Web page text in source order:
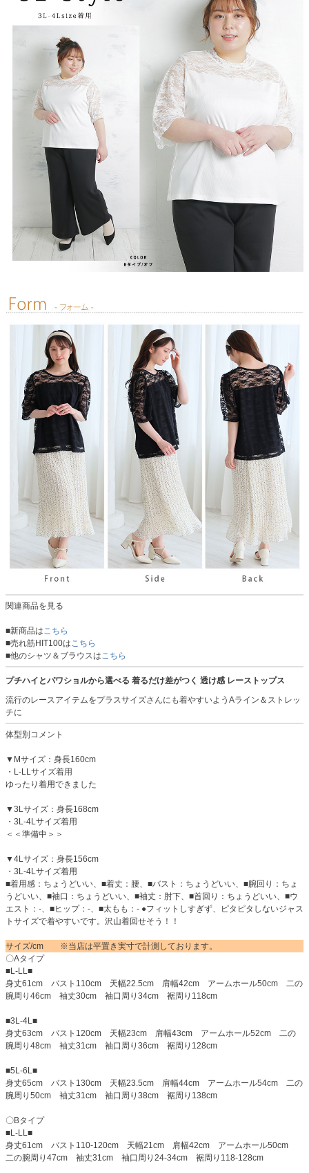
関連商品を見る
■新商品は こちら
■売れ筋HIT100は こちら
■他のシャツ＆ブラウスは こちら
プチハイとパワショルから選べる 着るだけ差がつく 透け感 レーストップス
流行のレースアイテムをプラスサイズさんにも着やすいようAライン＆ストレッ
チに
体型別コメント
▼Mサイズ：身長160cm
・L-LLサイズ着用
ゆったり着用できました
▼3Lサイズ：身長168cm
・3L-4Lサイズ着用
＜＜準備中＞＞
▼4Lサイズ：身長156cm
・3L-4Lサイズ着用
■着用感：ちょうどいい、■着丈：腰、■バスト：ちょうどいい、■腕回り：ちょ
うどいい、■袖口：ちょうどいい、■袖丈：肘下、■首回り：ちょうどいい、■ウ
エスト：-、■ヒップ：-、■太もも：- ●フィットしすぎず、ピタピタしないジャス
トサイズで着やすいです。沢山着回せそう！！
サイズ/cm ※当店は平置き実寸で計測しております。
〇Aタイプ
■L-LL■
身丈61cm バスト110cm 天幅22.5cm 肩幅42cm アームホール50cm 二の
腕周り46cm 袖丈30cm 袖口周り34cm 裾周り118cm
■3L-4L■
身丈63cm バスト120cm 天幅23cm 肩幅43cm アームホール52cm 二の
腕周り48cm 袖丈31cm 袖口周り36cm 裾周り128cm
■5L-6L■
身丈65cm バスト130cm 天幅23.5cm 肩幅44cm アームホール54cm 二の
腕周り50cm 袖丈31cm 袖口周り38cm 裾周り138cm
〇Bタイプ
■L-LL■
身丈61cm バスト110-120cm 天幅21cm 肩幅42cm アームホール50cm
二の腕周り47cm 袖丈31cm 袖口周り24-34cm 裾周り118-128cm